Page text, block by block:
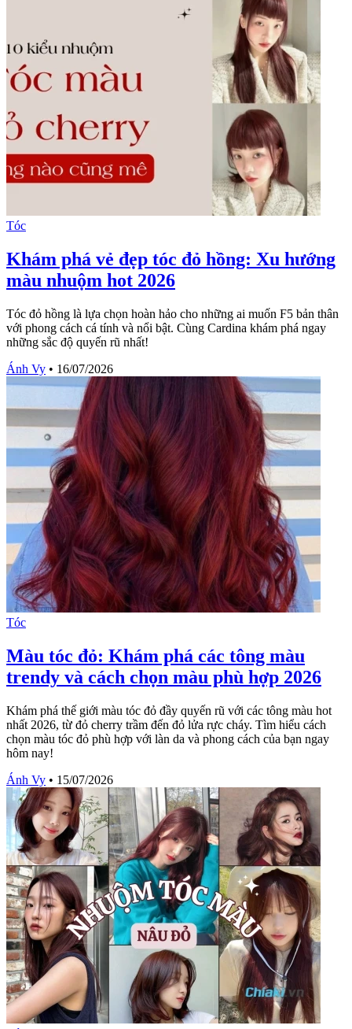
Tóc
Khám phá vẻ đẹp tóc đỏ hồng: Xu hướng
màu nhuộm hot 2026
Tóc đỏ hồng là lựa chọn hoàn hảo cho những ai muốn F5 bản thân
với phong cách cá tính và nổi bật. Cùng Cardina khám phá ngay
những sắc độ quyến rũ nhất!
Ánh Vy • 16/07/2026
Tóc
Màu tóc đỏ: Khám phá các tông màu
trendy và cách chọn màu phù hợp 2026
Khám phá thế giới màu tóc đỏ đầy quyến rũ với các tông màu hot
nhất 2026, từ đỏ cherry trầm đến đỏ lửa rực cháy. Tìm hiểu cách
chọn màu tóc đỏ phù hợp với làn da và phong cách của bạn ngay
hôm nay!
Ánh Vy • 15/07/2026